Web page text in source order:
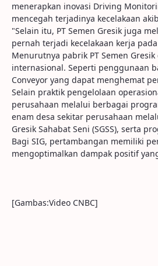
menerapkan inovasi Driving
mencegah terjadinya kecelakaan
"Selain itu, PT Semen Gresik juga
pernah terjadi kecelakaan kerja
Menurutnya pabrik PT Semen
internasional. Seperti penggunaan
Conveyor yang dapat menghemat
Selain praktik pengelolaan
perusahaan melalui berbagai
enam desa sekitar perusahaan
Gresik Sahabat Seni (SGSS), serta
Bagi SIG, pertambangan memiliki
mengoptimalkan dampak positif
[Gambas:Video CNBC]